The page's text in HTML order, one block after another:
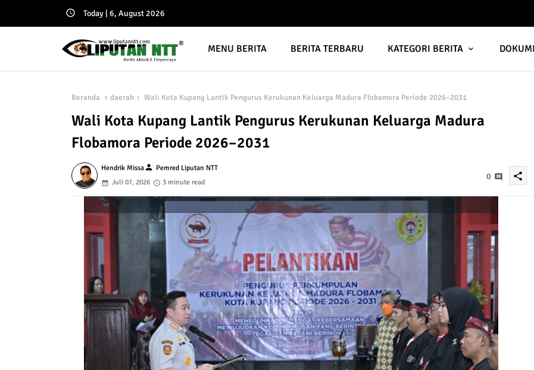
Today | 6, August 2026
MENU BERITA BERITA TERBARU KATEGORI BERITA
Beranda daerah Wali Kota Kupang Lantik Pengurus Kerukunan Keluarga Madura Flobamora Periode 2026–2031
Wali Kota Kupang Lantik Pengurus Kerukunan Keluarga Madura
Flobamora Periode 2026–2031
Hendrik Missaperson Pemred Liputan NTT
Juli 07, 2026
3 minute read
0 share